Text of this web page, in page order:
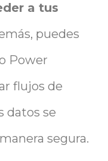
a tus
puedes
Power
flujos de
datos se
segura.